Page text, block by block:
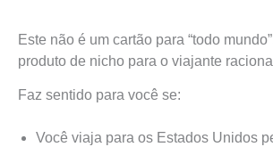
Este não é um cartão para “todo
produto de nicho para o viajante
Faz sentido para você se:
Você viaja para os Estados Unidos